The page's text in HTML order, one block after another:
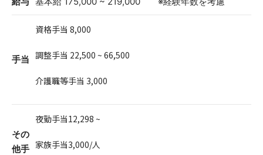
手当
資格手当 8,000
調整手当 22,500 ~ 66,500
介護職等手当 3,000
その
他手
夜勤手当12,298 ~
家族手当3,000/人